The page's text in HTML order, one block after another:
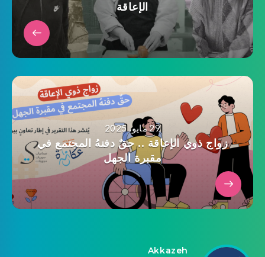
الإعاقة
29 مايو، 2025
زواج ذوي الإعاقة .. حقٌ دفنهُ المجتمع في
مقبرة الجهل
Akkazeh